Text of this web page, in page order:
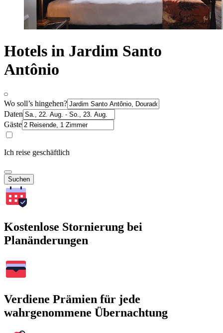
Hotels in Jardim Santo
Antônio
Wo soll’s hingehen?
Daten
Gäste
Ich reise geschäftlich
Suchen
Kostenlose Stornierung bei
Planänderungen
Verdiene Prämien für jede
wahrgenommene Übernachtung